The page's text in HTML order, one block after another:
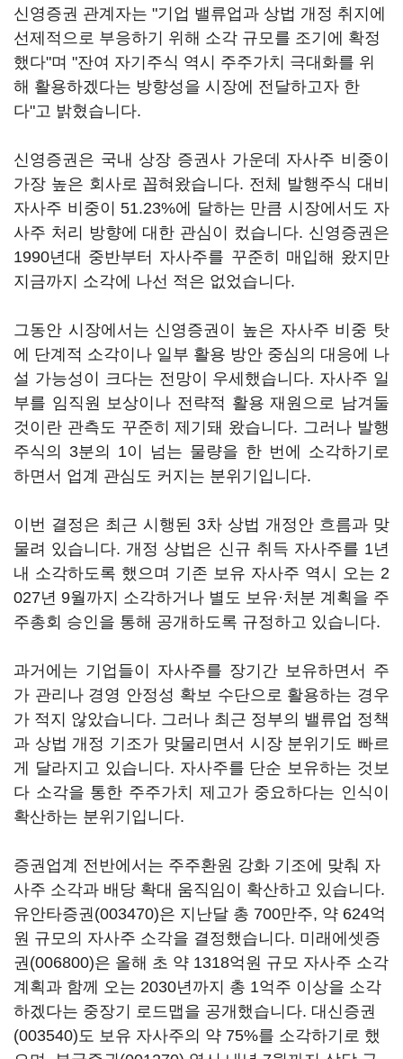
신영증권 관계자는 "기업 밸류업과 상법 개정 취지에
선제적으로 부응하기 위해 소각 규모를 조기에 확정
했다"며 "잔여 자기주식 역시 주주가치 극대화를 위
해 활용하겠다는 방향성을 시장에 전달하고자 한
다"고 밝혔습니다.
신영증권은 국내 상장 증권사 가운데 자사주 비중이
가장 높은 회사로 꼽혀왔습니다. 전체 발행주식 대비
자사주 비중이 51.23%에 달하는 만큼 시장에서도 자
사주 처리 방향에 대한 관심이 컸습니다. 신영증권은
1990년대 중반부터 자사주를 꾸준히 매입해 왔지만
지금까지 소각에 나선 적은 없었습니다.
그동안 시장에서는 신영증권이 높은 자사주 비중 탓
에 단계적 소각이나 일부 활용 방안 중심의 대응에 나
설 가능성이 크다는 전망이 우세했습니다. 자사주 일
부를 임직원 보상이나 전략적 활용 재원으로 남겨둘
것이란 관측도 꾸준히 제기돼 왔습니다. 그러나 발행
주식의 3분의 1이 넘는 물량을 한 번에 소각하기로
하면서 업계 관심도 커지는 분위기입니다.
이번 결정은 최근 시행된 3차 상법 개정안 흐름과 맞
물려 있습니다. 개정 상법은 신규 취득 자사주를 1년
내 소각하도록 했으며 기존 보유 자사주 역시 오는 2
027년 9월까지 소각하거나 별도 보유·처분 계획을 주
주총회 승인을 통해 공개하도록 규정하고 있습니다.
과거에는 기업들이 자사주를 장기간 보유하면서 주
가 관리나 경영 안정성 확보 수단으로 활용하는 경우
가 적지 않았습니다. 그러나 최근 정부의 밸류업 정책
과 상법 개정 기조가 맞물리면서 시장 분위기도 빠르
게 달라지고 있습니다. 자사주를 단순 보유하는 것보
다 소각을 통한 주주가치 제고가 중요하다는 인식이
확산하는 분위기입니다.
증권업계 전반에서는 주주환원 강화 기조에 맞춰 자
사주 소각과 배당 확대 움직임이 확산하고 있습니다.
유안타증권(003470)은 지난달 총 700만주, 약 624억
원 규모의 자사주 소각을 결정했습니다. 미래에셋증
권(006800)은 올해 초 약 1318억원 규모 자사주 소각
계획과 함께 오는 2030년까지 총 1억주 이상을 소각
하겠다는 중장기 로드맵을 공개했습니다. 대신증권
(003540)도 보유 자사주의 약 75%를 소각하기로 했